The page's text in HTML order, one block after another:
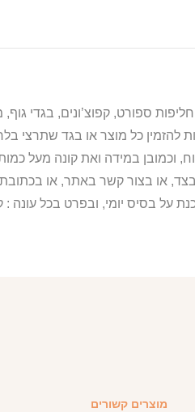
להזמין כל מוצר או בגד
במידה ואת קונה מעל
או בצור קשר באתר, או
על בסיס יומי, ובפרט בכל עונה :
מוצרים קשורים